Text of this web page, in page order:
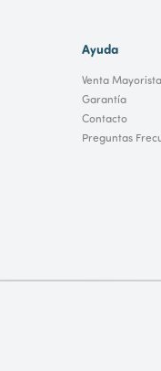
Ayuda
Venta Mayorista
Garantía
Contacto
Preguntas